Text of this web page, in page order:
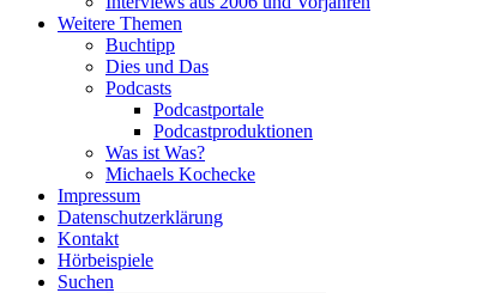
Weitere Themen
Buchtipp
Dies und Das
Podcasts
Podcastportale
Podcastproduktionen
Was ist Was?
Michaels Kochecke
Impressum
Datenschutzerklärung
Kontakt
Hörbeispiele
Suchen